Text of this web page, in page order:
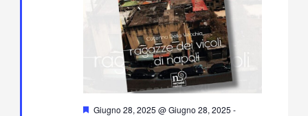
Segnalati
Giugno 28, 2025 @ Giugno 28, 2025 -